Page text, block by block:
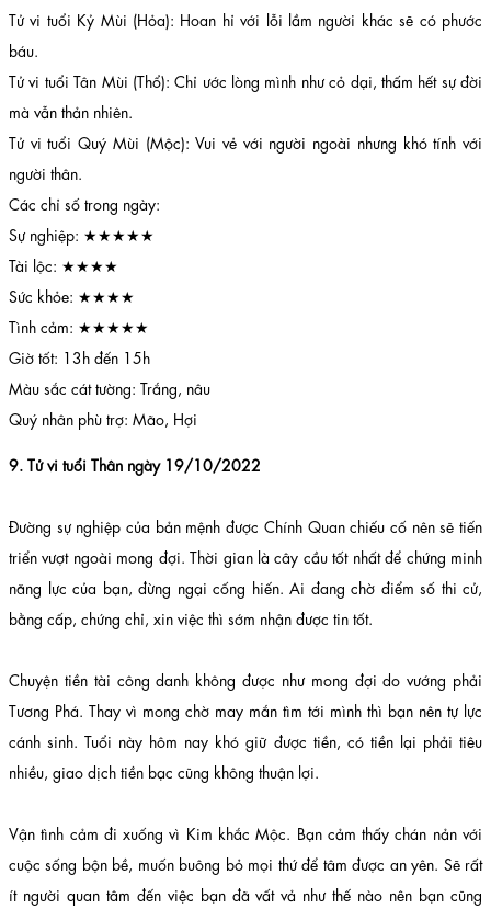
Tử vi tuổi Kỷ Mùi (Hỏa): Hoan hỉ với lỗi lầm người khác sẽ có phước
báu.
Tử vi tuổi Tân Mùi (Thổ): Chỉ ước lòng mình như cỏ dại, thấm hết sự đời
mà vẫn thản nhiên.
Tử vi tuổi Quý Mùi (Mộc): Vui vẻ với người ngoài nhưng khó tính với
người thân.
Các chỉ số trong ngày:
Sự nghiệp: ★★★★★
Tài lộc: ★★★★
Sức khỏe: ★★★★
Tình cảm: ★★★★★
Giờ tốt: 13h đến 15h
Màu sắc cát tường: Trắng, nâu
Quý nhân phù trợ: Mão, Hợi
9. Tử vi tuổi Thân ngày 19/10/2022
Đường sự nghiệp của bản mệnh được Chính Quan chiếu cố nên sẽ tiến
triển vượt ngoài mong đợi. Thời gian là cây cầu tốt nhất để chứng minh
năng lực của bạn, đừng ngại cống hiến. Ai đang chờ điểm số thi cử,
bằng cấp, chứng chỉ, xin việc thì sớm nhận được tin tốt.
Chuyện tiền tài công danh không được như mong đợi do vướng phải
Tương Phá. Thay vì mong chờ may mắn tìm tới mình thì bạn nên tự lực
cánh sinh. Tuổi này hôm nay khó giữ được tiền, có tiền lại phải tiêu
nhiều, giao dịch tiền bạc cũng không thuận lợi.
Vận tình cảm đi xuống vì Kim khắc Mộc. Bạn cảm thấy chán nản với
cuộc sống bộn bề, muốn buông bỏ mọi thứ để tâm được an yên. Sẽ rất
ít người quan tâm đến việc bạn đã vất vả như thế nào nên bạn cũng